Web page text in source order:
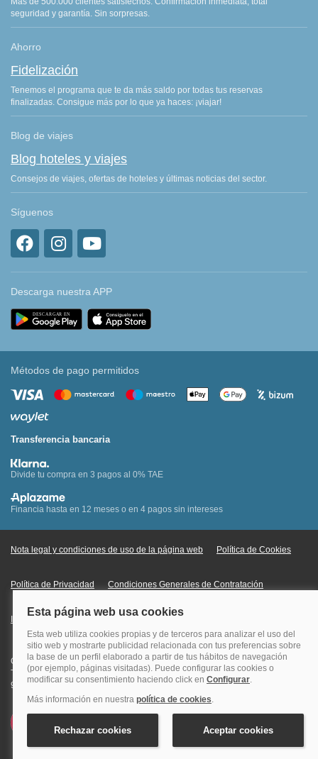
seguridad y garantía. Sin sorpresas.
Ahorro
Fidelización
Tenemos el programa que te da más saldo por todas tus reservas
finalizadas. Consigue más por lo que ya haces: ¡viajar!
Blog de viajes
Blog hoteles y viajes
Consejos de viajes, ofertas de hoteles y últimas noticias del sector.
Síguenos
Descarga nuestra APP
Métodos de pago permitidos
Transferencia bancaria
Divide tu compra en 3 pagos al 0% TAE
Financia hasta en 12 meses o en 4 pagos sin intereses
Nota legal y condiciones de uso de la página web Política de Cookies
Política de Privacidad Condiciones Generales de Contratación
Información Legal sobre Mercados en Línea
Quehoteles.com - Especialistas en hoteles © Copyright Veturis Travel S.A.
Todos los derechos reservados. Autorización nº I-AV0000879.4 Tel: +34
915759999